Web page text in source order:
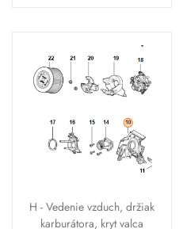
Často
(FAQ)
Ako často by som mal
denne. Vďaka technológii
vyčistiť (vyprať) až vtedy,
H - Vedenie vzduch, držiak
karburátora, kryt valca